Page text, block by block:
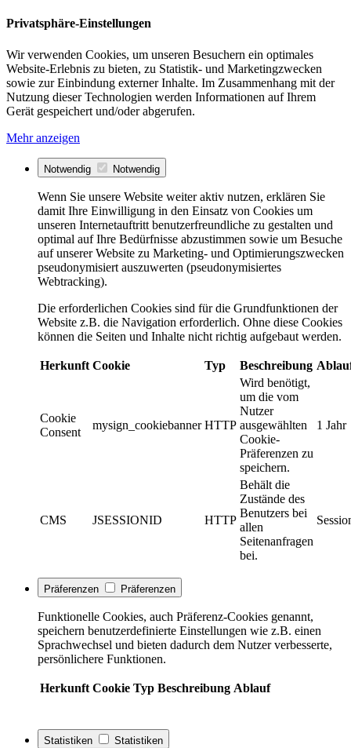
Privatsphäre-Einstellungen
Wir verwenden Cookies, um unseren Besuchern ein optimales
Website-Erlebnis zu bieten, zu Statistik- und Marketingzwecken
sowie zur Einbindung externer Inhalte. Im Zusammenhang mit der
Nutzung dieser Technologien werden Informationen auf Ihrem
Gerät gespeichert und/oder abgerufen.
Mehr anzeigen
Notwendig Notwendig
Wenn Sie unsere Website weiter aktiv nutzen, erklären Sie
damit Ihre Einwilligung in den Einsatz von Cookies um
unseren Internetauftritt benutzerfreundliche zu gestalten und
optimal auf Ihre Bedürfnisse abzustimmen sowie um Besuche
auf unserer Website zu Marketing- und Optimierungszwecken
pseudonymisiert auszuwerten (pseudonymisiertes
Webtracking).
Die erforderlichen Cookies sind für die Grundfunktionen der
Website z.B. die Navigation erforderlich. Ohne diese Cookies
können die Seiten und Inhalte nicht richtig aufgebaut werden.
Herkunft Cookie Typ Beschreibung
Cookie
Consent
mysign_cookiebanner HTTP
Wird benötigt,
um die vom
Nutzer
ausgewählten
Cookie-
Präferenzen zu
speichern.
1 Jahr
CMS JSESSIONID HTTP
Behält die
Zustände des
Benutzers bei
allen
Seitenanfragen
bei.
Präferenzen Präferenzen
Funktionelle Cookies, auch Präferenz-Cookies genannt,
speichern benutzerdefinierte Einstellungen wie z.B. einen
Sprachwechsel und bieten dadurch dem Nutzer verbesserte,
persönlichere Funktionen.
Herkunft Cookie Typ Beschreibung Ablauf
Statistiken Statistiken